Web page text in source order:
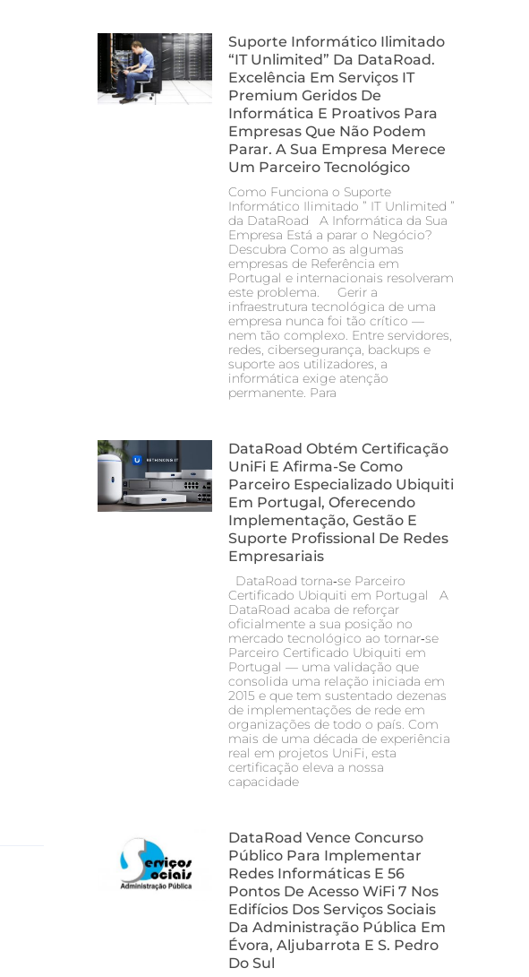
Suporte Informático Ilimitado
“IT Unlimited” Da DataRoad.
Excelência Em Serviços IT
Premium Geridos De
Informática E Proativos Para
Empresas Que Não Podem
Parar. A Sua Empresa Merece
Um Parceiro Tecnológico
Como Funciona o Suporte
Informático Ilimitado ” IT Unlimited ”
da DataRoad A Informática da Sua
Empresa Está a parar o Negócio?
Descubra Como as algumas
empresas de Referência em
Portugal e internacionais resolveram
este problema. Gerir a
infraestrutura tecnológica de uma
empresa nunca foi tão crítico —
nem tão complexo. Entre servidores,
redes, cibersegurança, backups e
suporte aos utilizadores, a
informática exige atenção
permanente. Para
DataRoad Obtém Certificação
UniFi E Afirma-Se Como
Parceiro Especializado Ubiquiti
Em Portugal, Oferecendo
Implementação, Gestão E
Suporte Profissional De Redes
Empresariais
DataRoad torna‑se Parceiro
Certificado Ubiquiti em Portugal A
DataRoad acaba de reforçar
oficialmente a sua posição no
mercado tecnológico ao tornar‑se
Parceiro Certificado Ubiquiti em
Portugal — uma validação que
consolida uma relação iniciada em
2015 e que tem sustentado dezenas
de implementações de rede em
organizações de todo o país. Com
mais de uma década de experiência
real em projetos UniFi, esta
certificação eleva a nossa
capacidade
DataRoad Vence Concurso
Público Para Implementar
Redes Informáticas E 56
Pontos De Acesso WiFi 7 Nos
Edifícios Dos Serviços Sociais
Da Administração Pública Em
Évora, Aljubarrota E S. Pedro
Do Sul